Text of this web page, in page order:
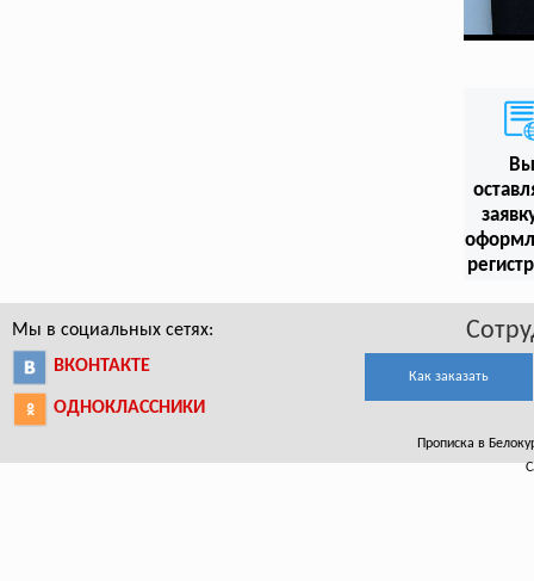
Вы
Мы в социальных сетях:
ВКОНТАКТЕ
ОДНОКЛАССНИКИ
Как заказать
Прописка в